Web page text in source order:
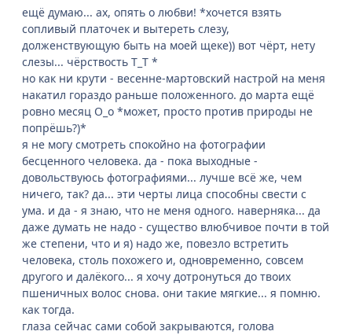
ещё думаю... ах, опять о любви! *хочется взять
сопливый платочек и вытереть слезу,
долженствующую быть на моей щеке)) вот чёрт, нету
слезы... чёрствость Т_Т *
но как ни крути - весенне-мартовский настрой на меня
накатил гораздо раньше положенного. до марта ещё
ровно месяц О_о *может, просто против природы не
попрёшь?)*
я не могу смотреть спокойно на фотографии
бесценного человека. да - пока выходные -
довольствуюсь фотографиями... лучше всё же, чем
ничего, так? да... эти черты лица способны свести с
ума. и да - я знаю, что не меня одного. наверняка... да
даже думать не надо - существо влюбчивое почти в той
же степени, что и я) надо же, повезло встретить
человека, столь похожего и, одновременно, совсем
другого и далёкого... я хочу дотронуться до твоих
пшеничных волос снова. они такие мягкие... я помню.
как тогда.
глаза сейчас сами собой закрываются, голова